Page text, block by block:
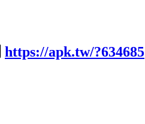
https://apk.tw/?634685